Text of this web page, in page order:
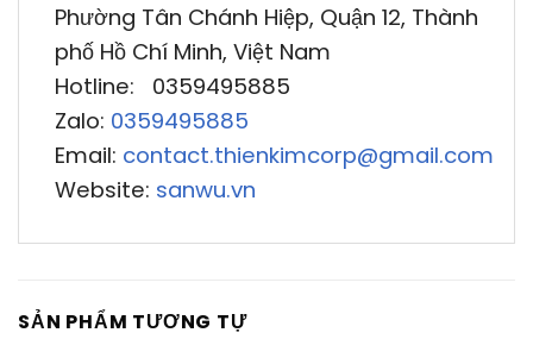
Phường Tân Chánh Hiệp, Quận 12, Thành
phố Hồ Chí Minh, Việt Nam
Hotline: 0359495885
Zalo: 0359495885
Email: contact.thienkimcorp@gmail.com
Website: sanwu.vn
SẢN PHẨM TƯƠNG TỰ